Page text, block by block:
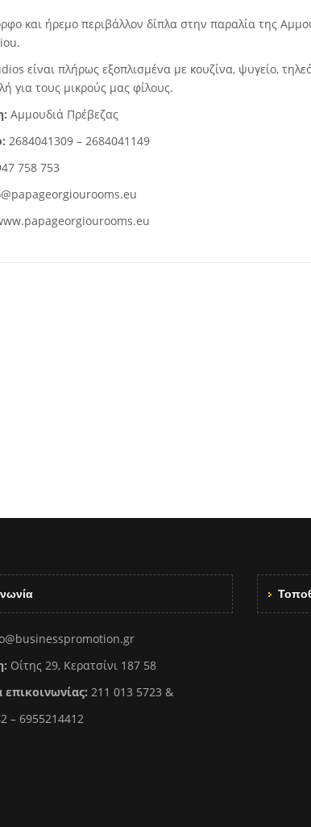
και ήρεμο περιβάλλον δίπλα στην παραλία της
είναι πλήρως εξοπλισμένα με κουζίνα, ψυγείο,
για τους μικρούς μας φίλους.
Αμμουδιά Πρέβεζας
2684041309 – 2684041149
758 753
Οίτης 29, Κερατσίνι 187 58
211 013 5723 &
– 6955214412